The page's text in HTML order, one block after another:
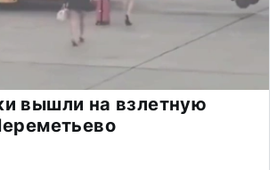
вышли на взлетную